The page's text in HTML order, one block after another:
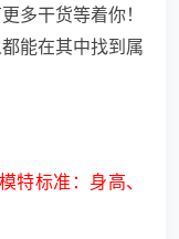
多干货等着你！
能在其中找到属
特标准：身高、